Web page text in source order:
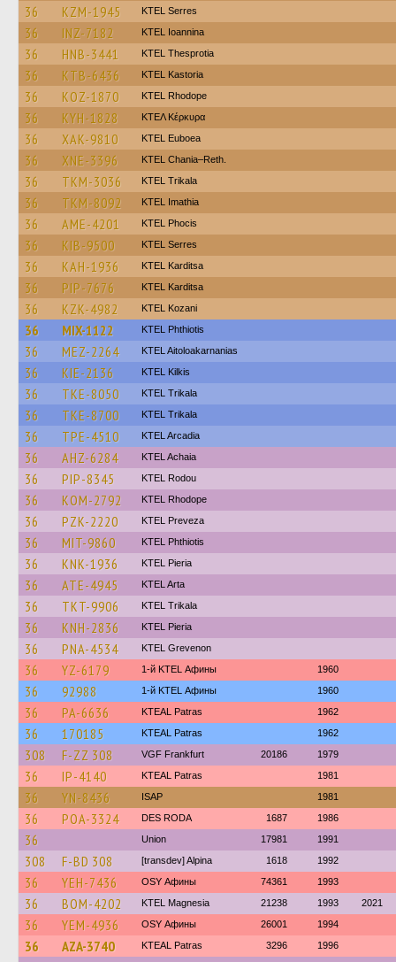
36 KZM-1945 KTEL Serres
36 INZ-7182 KTEL Ioannina
36 HNB-3441 KTEL Thesprotia
36 KTB-6436 KTEL Kastoria
36 KOZ-1870 KTEL Rhodope
36 KYH-1828 ΚΤΕΛ Κέρκυρα
36 XAK-9810 ΚΤΕL Euboea
36 XNE-3396 KTEL Chania–Reth.
36 TKM-3036 ΚΤΕL Τrikala
36 TKM-8092 KTEL Imathia
36 AME-4201 ΚΤΕL Phocis
36 KIB-9500 KTEL Serres
36 KAH-1936 ΚΤΕL Karditsa
36 PIP-7676 ΚΤΕL Karditsa
36 KZK-4982 ΚΤΕL Kozani
36 MIX-1122 ΚΤΕL Phthiotis
36 MEZ-2264 KTEL Aitoloakarnanias
36 KIE-2136 KTEL Kilkis
36 TKE-8050 ΚΤΕL Τrikala
36 TKE-8700 ΚΤΕL Τrikala
36 TPE-4510 KTEL Arcadia
36 AHZ-6284 KTEL Achaia
36 PIP-8345 ΚΤΕL Rodou
36 KOM-2792 KTEL Rhodope
36 PZK-2220 KTEL Preveza
36 MIT-9860 ΚΤΕL Phthiotis
36 KNK-1936 KTEL Pieria
36 ATE-4945 KTEL Arta
36 TKT-9906 ΚΤΕL Τrikala
36 KNH-2836 KTEL Pieria
36 PNA-4534 ΚΤΕL Grevenon
36 YZ-6179 1-й KTEL Афины 1960
36 92988 1-й KTEL Афины 1960
36 PA-6636 KTEAL Patras 1962
36 170185 KTEAL Patras 1962
308 F-ZZ 308 VGF Frankfurt 20186 1979
36 IP-4140 KTEAL Patras 1981
36 YN-8436 ISAP 1981
36 POA-3324 DES RODA 1687 1986
36 Union 17981 1991
308 F-BD 308 [transdev] Alpina 1618 1992
36 YEH-7436 OSY Афины 74361 1993
36 BOM-4202 ΚΤΕL Magnesia 21238 1993 2021
36 YEM-4936 OSY Афины 26001 1994
36 AZA-3740 KTEAL Patras 3296 1996